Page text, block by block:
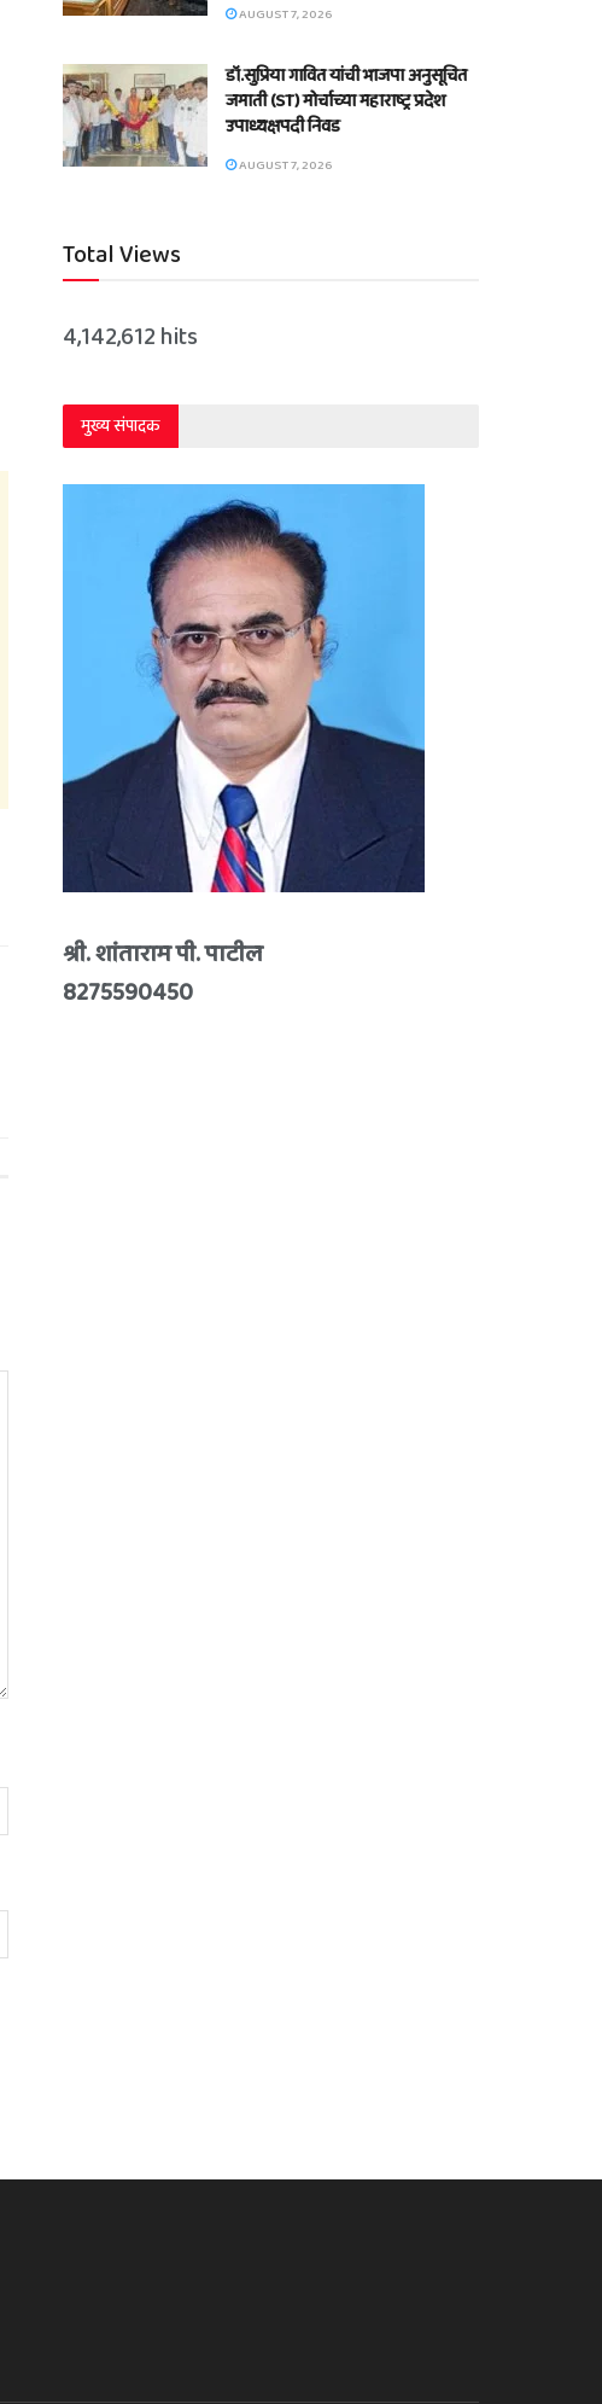
AUGUST 7, 2026
डॉ.सुप्रिया गावित यांची भाजपा अनुसूचित
जमाती (ST) मोर्चाच्या महाराष्ट्र प्रदेश
उपाध्यक्षपदी निवड
AUGUST 7, 2026
Total Views
4,142,612 hits
मुख्य संपादक
श्री. शांताराम पी. पाटील
8275590450